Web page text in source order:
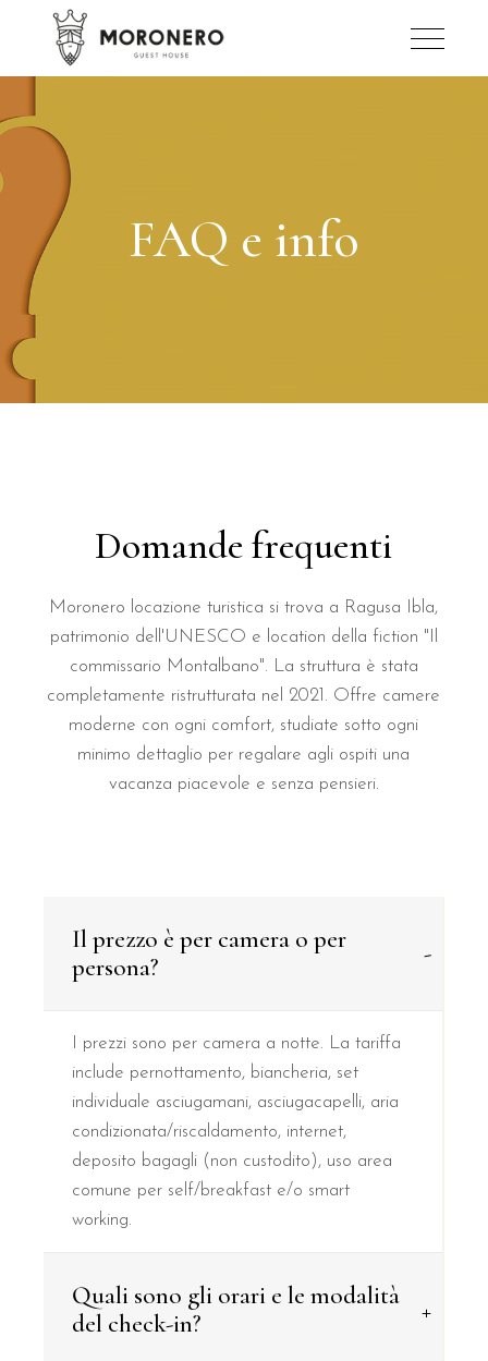
FAQ e info
Domande frequenti
Moronero locazione turistica si trova a Ragusa Ibla,
patrimonio dell'UNESCO e location della fiction "Il
commissario Montalbano". La struttura è stata
completamente ristrutturata nel 2021. Offre camere
moderne con ogni comfort, studiate sotto ogni
minimo dettaglio per regalare agli ospiti una
vacanza piacevole e senza pensieri.
Il prezzo è per camera o per
persona?
-
I prezzi sono per camera a notte. La tariffa
include pernottamento, biancheria, set
individuale asciugamani, asciugacapelli, aria
condizionata/riscaldamento, internet,
deposito bagagli (non custodito), uso area
comune per self/breakfast e/o smart
working.
Quali sono gli orari e le modalità
del check-in?
+